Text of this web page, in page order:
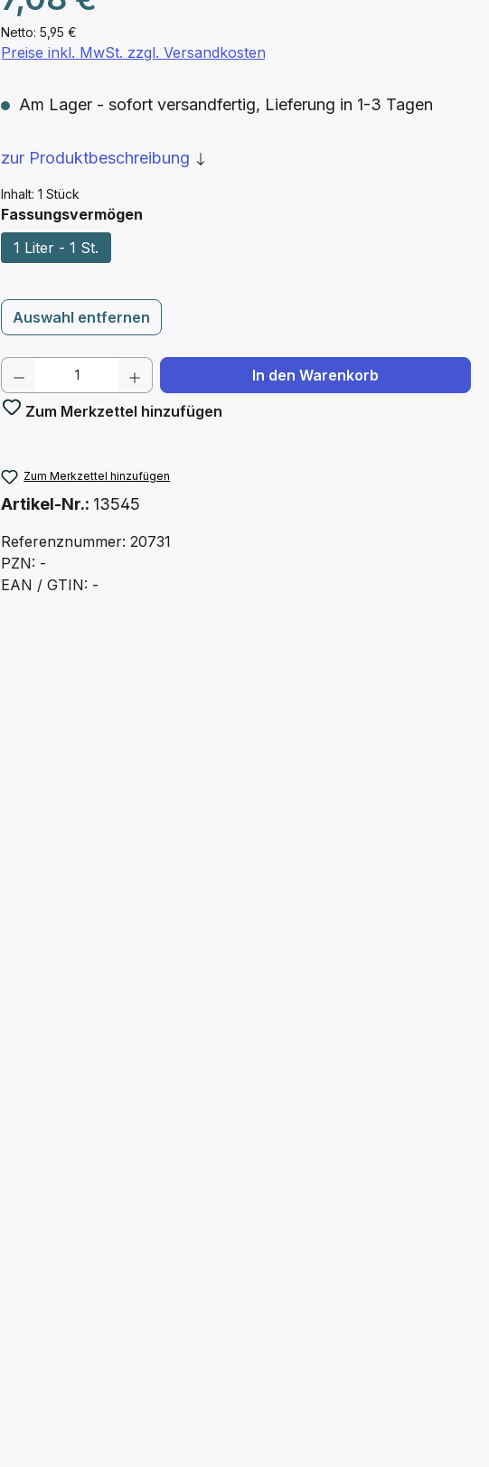
Netto: 5,95 €
Inhalt: 1 Stück
Preise inkl. MwSt. zzgl. Versandkosten
Am Lager - sofort versandfertig, Lieferung in 1-3 Tagen
zur Produktbeschreibung
Fassungsvermögen
1 Liter - 1 St.
Auswahl entfernen
Produkt Anzahl: Gib den gewünschten Wert
In den Warenkorb
Zum Merkzettel hinzufügen
Zum Merkzettel hinzufügen
Artikel-Nr.: 13545
Referenznummer: 20731
PZN: -
EAN / GTIN: -